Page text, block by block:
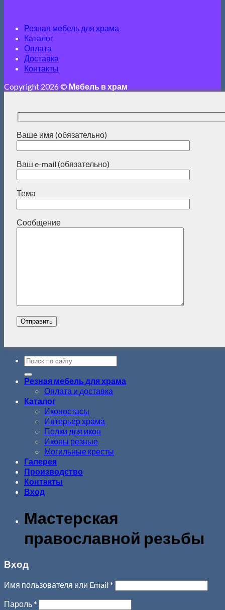
Резная мебель для храма
Каталог
Оплата
Доставка
Контакты
Copyright 2026 © Мебель в храм
Ваше имя (обязательно)
Ваш e-mail (обязательно)
Тема
Сообщение
Резная мебель для храма
Оплата и доставка
Каталог
Иконостасы
Интерьер храма
Полки для икон
Иконы резные
Могильные кресты
Галерея
Производство
Контакты
Вход
Мастерская
православной резьбы
Вход
Имя пользователя или Email*
Пароль*